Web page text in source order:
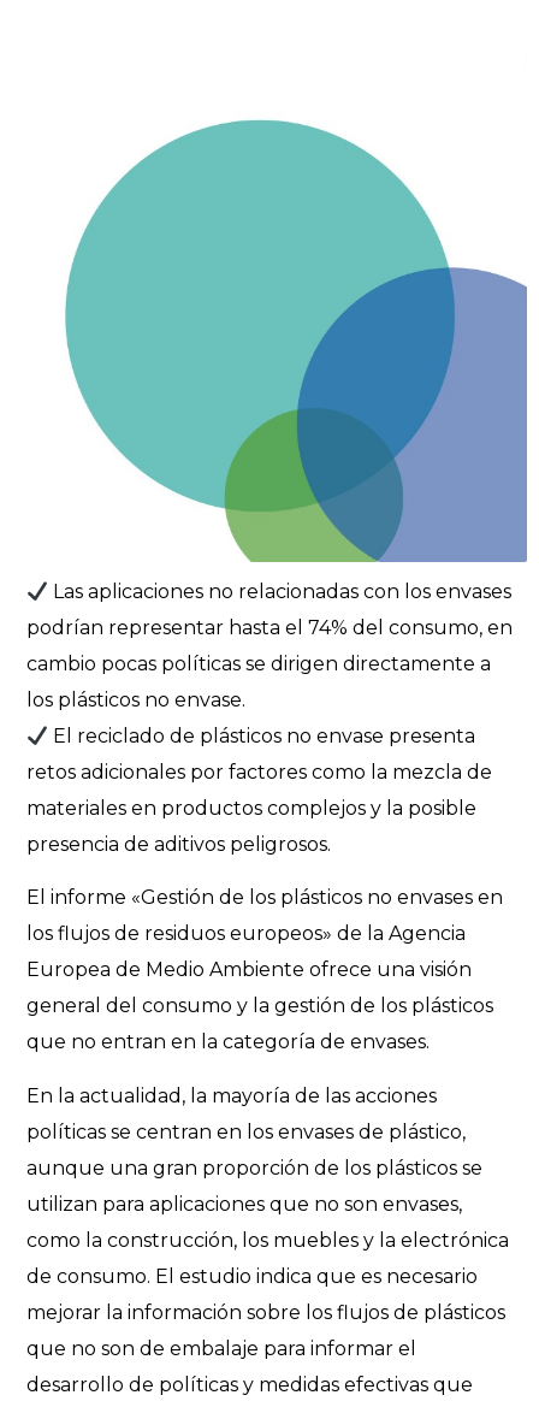
Las aplicaciones no relacionadas con los envases
podrían representar hasta el 74% del consumo, en
cambio pocas políticas se dirigen directamente a
los plásticos no envase.
El reciclado de plásticos no envase presenta
retos adicionales por factores como la mezcla de
materiales en productos complejos y la posible
presencia de aditivos peligrosos.
El informe «Gestión de los plásticos no envases en
los flujos de residuos europeos» de la Agencia
Europea de Medio Ambiente ofrece una visión
general del consumo y la gestión de los plásticos
que no entran en la categoría de envases.
En la actualidad, la mayoría de las acciones
políticas se centran en los envases de plástico,
aunque una gran proporción de los plásticos se
utilizan para aplicaciones que no son envases,
como la construcción, los muebles y la electrónica
de consumo. El estudio indica que es necesario
mejorar la información sobre los flujos de plásticos
que no son de embalaje para informar el
desarrollo de políticas y medidas efectivas que